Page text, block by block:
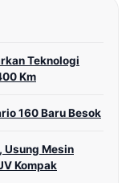
Teknologi
Km
160 Baru Besok
Usung Mesin
Kompak